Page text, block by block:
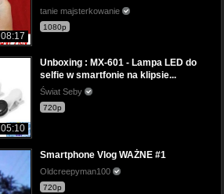
08:17
tanie majsterkowanie
1080p
05:10
Unboxing : MX-601 - Lampa LED do
selfie w smartfonie na klipsie...
Świat Seby
720p
Smartphone Vlog WAŻNE #1
Oldcreepyman100
720p